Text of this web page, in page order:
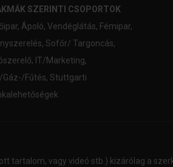
SZERINTI CSOPORTOK
, Ápoló, Vendéglátás, Fémipar,
, Sofőr/ Targoncás,
, IT/Marketing,
Gáz-/Fűtés, Stuttgarti
tartalom, vagy videó stb.) kizárólag a